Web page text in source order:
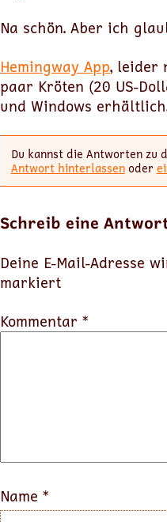
Na schön. Aber ich
Hemingway App, leider
paar Kröten (20 US-
und Windows
Du kannst die Antworten zu
Antwort hinterlassenoder
Schreib eine
Deine E-Mail-Adresse
markiert
Kommentar *
Name *